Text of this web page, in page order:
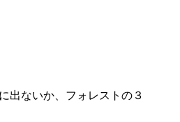
出ないか、フォレストの３